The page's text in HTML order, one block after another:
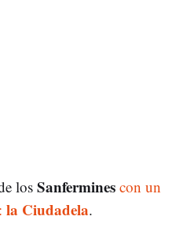
losSanfermines con un
la Ciudadela.